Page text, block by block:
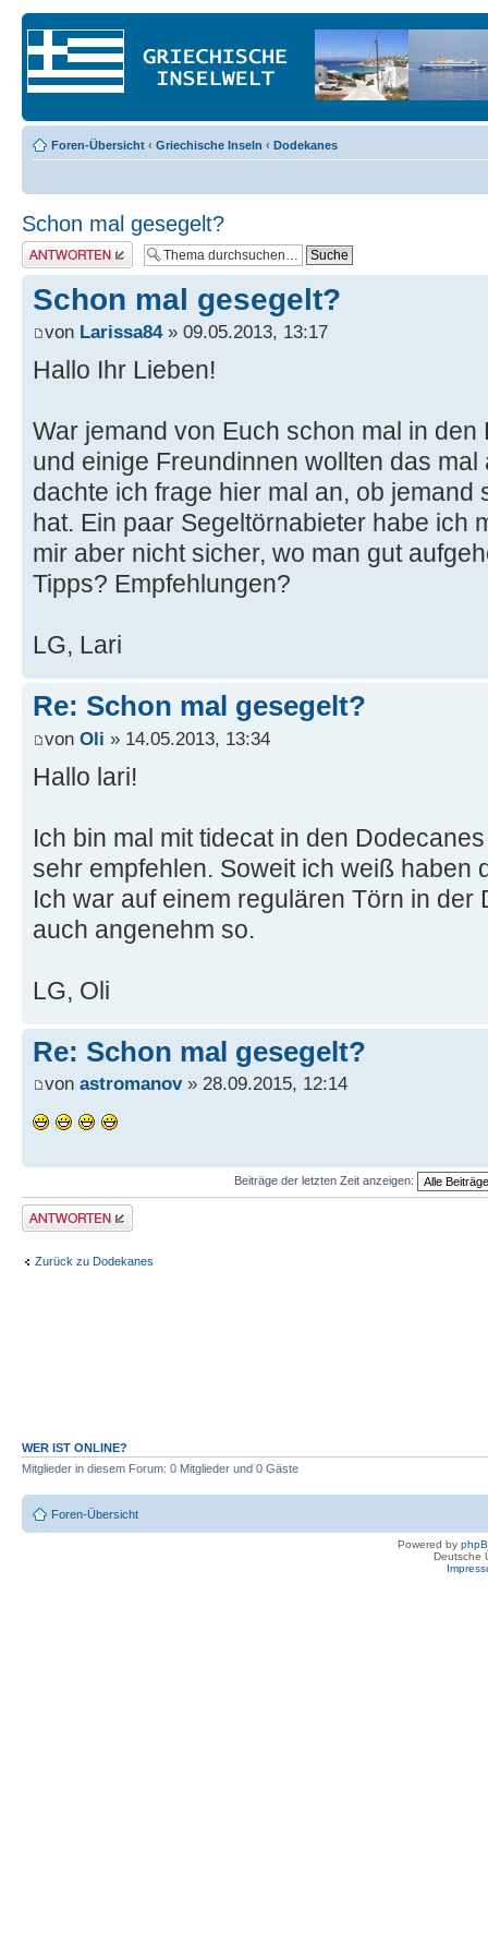
Foren-Übersicht ‹ Griechische Inseln ‹ Dodekanes
Schon mal gesegelt?
Antwort erstellen
Schon mal gesegelt?
von Larissa84» 09.05.2013, 13:17
Hallo Ihr Lieben!
War jemand von Euch schon mal in
und einige Freundinnen wollten das
dachte ich frage hier mal an, ob jemand
hat. Ein paar Segeltörnabieter habe ich
mir aber nicht sicher, wo man gut
Tipps? Empfehlungen?
LG, Lari
Re: Schon mal gesegelt?
von Oli » 14.05.2013, 13:34
Hallo lari!
Ich bin mal mit tidecat in den
sehr empfehlen. Soweit ich weiß haben
Ich war auf einem regulären Törn in der
auch angenehm so.
LG, Oli
Re: Schon mal gesegelt?
von astromanov» 28.09.2015, 12:14
Beiträge der letzten Zeit anzeigen:
Antwort erstellen
Zurück zu Dodekanes
WER IST ONLINE?
Mitglieder in diesem Forum: 0 Mitglieder und 0 Gäste
Foren-Übersicht
Powered by
Deutsche